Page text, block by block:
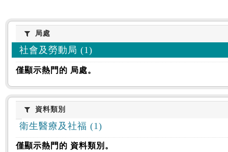
:::
局處局處
社會及勞動局 (1)
僅顯示熱門的 局處。
資料類別
資料類別
衛生醫療及社福 (1)
僅顯示熱門的 資料類別。